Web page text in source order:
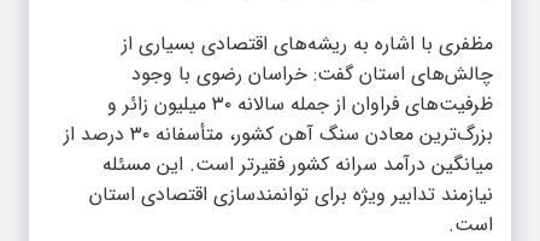
مظفری با اشاره به ریشه‌های اقتصادی بسیاری از
چالش‌های استان گفت: خراسان رضوی با وجود
ظرفیت‌های فراوان از جمله سالانه ۳۰ میلیون زائر و
بزرگ‌ترین معادن سنگ آهن کشور، متأسفانه ۳۰ درصد از
میانگین درآمد سرانه کشور فقیرتر است. این مسئله
نیازمند تدابیر ویژه برای توانمندسازی اقتصادی استان
است.